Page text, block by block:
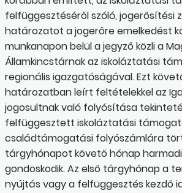
felfüggesztéséről szóló, jogerősítési
határozatot a jogerőre emelkedést
munkanapon belül a jegyző közli a
Államkincstárnak az iskoláztatási
regionális igazgatóságával. Ezt
határozatban leírt feltételekkel az
jogosultnak való folyósítása
felfüggesztett iskoláztatási
családtámogatási folyószámlára
tárgyhónapot követő hónap
gondoskodik. Az első tárgyhónap a
nyújtás vagy a felfüggesztés kezdő